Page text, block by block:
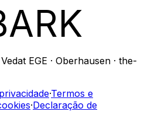
EGE · Oberhausen · the-
·Termos e
·Declaração de